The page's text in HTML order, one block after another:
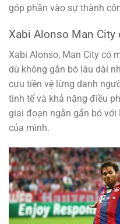
góp phần vào sự thành
Xabi Alonso Man City
Xabi Alonso, Man City có
dù không gắn bó lâu dài
cựu tiền vệ lừng danh
tinh tế và khả năng điều
giai đoạn ngắn gắn bó với
của mình.